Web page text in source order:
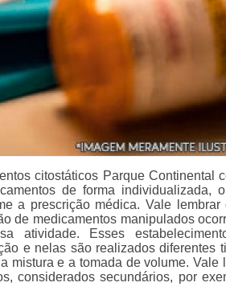
citostáticos Parque Continental
de forma individualizada,
a prescrição médica. Vale lembrar
de medicamentos manipulados
atividade. Esses
e nelas são realizados diferentes
mistura e a tomada de volume. Vale
considerados secundários, por